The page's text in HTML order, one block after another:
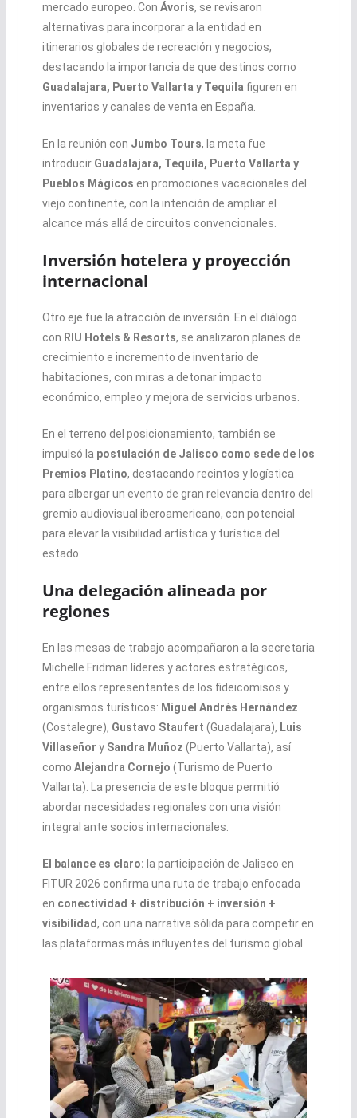
mercado europeo. Con Ávoris, se revisaron
alternativas para incorporar a la entidad en
itinerarios globales de recreación y negocios,
destacando la importancia de que destinos como
Guadalajara, Puerto Vallarta y Tequila figuren en
inventarios y canales de venta en España.
En la reunión con Jumbo Tours, la meta fue
introducir Guadalajara, Tequila, Puerto Vallarta y
Pueblos Mágicos en promociones vacacionales del
viejo continente, con la intención de ampliar el
alcance más allá de circuitos convencionales.
Inversión hotelera y proyección
internacional
Otro eje fue la atracción de inversión. En el diálogo
con RIU Hotels & Resorts, se analizaron planes de
crecimiento e incremento de inventario de
habitaciones, con miras a detonar impacto
económico, empleo y mejora de servicios urbanos.
En el terreno del posicionamiento, también se
impulsó la postulación de Jalisco como sede de los
Premios Platino, destacando recintos y logística
para albergar un evento de gran relevancia dentro del
gremio audiovisual iberoamericano, con potencial
para elevar la visibilidad artística y turística del
estado.
Una delegación alineada por
regiones
En las mesas de trabajo acompañaron a la secretaria
Michelle Fridman líderes y actores estratégicos,
entre ellos representantes de los fideicomisos y
organismos turísticos: Miguel Andrés Hernández
(Costalegre), Gustavo Staufert (Guadalajara), Luis
Villaseñor y Sandra Muñoz (Puerto Vallarta), así
como Alejandra Cornejo (Turismo de Puerto
Vallarta). La presencia de este bloque permitió
abordar necesidades regionales con una visión
integral ante socios internacionales.
El balance es claro: la participación de Jalisco en
FITUR 2026 confirma una ruta de trabajo enfocada
en conectividad + distribución + inversión +
visibilidad, con una narrativa sólida para competir en
las plataformas más influyentes del turismo global.